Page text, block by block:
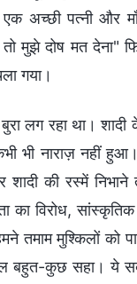
अच्छी पत्नी और
मुझे दोष मत देना"
गया।
लग रहा था।
भी नाराज़ नहीं
शादी की रस्में
का विरोध,
तमाम मुश्किलों को
बहुत-कुछ सहा। ये